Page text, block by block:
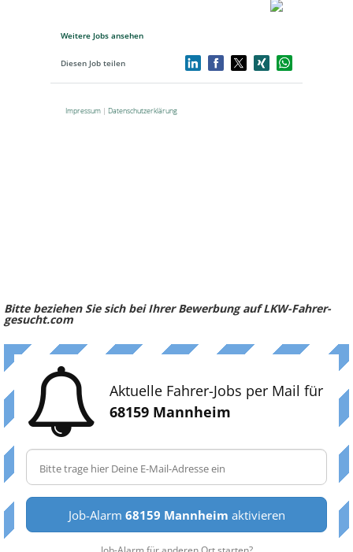
Bitte beziehen Sie sich bei Ihrer Bewerbung auf LKW-Fahrer-
gesucht.com
Aktuelle Fahrer-Jobs per Mail für
68159 Mannheim
Job-Alarm 68159 Mannheim aktivieren